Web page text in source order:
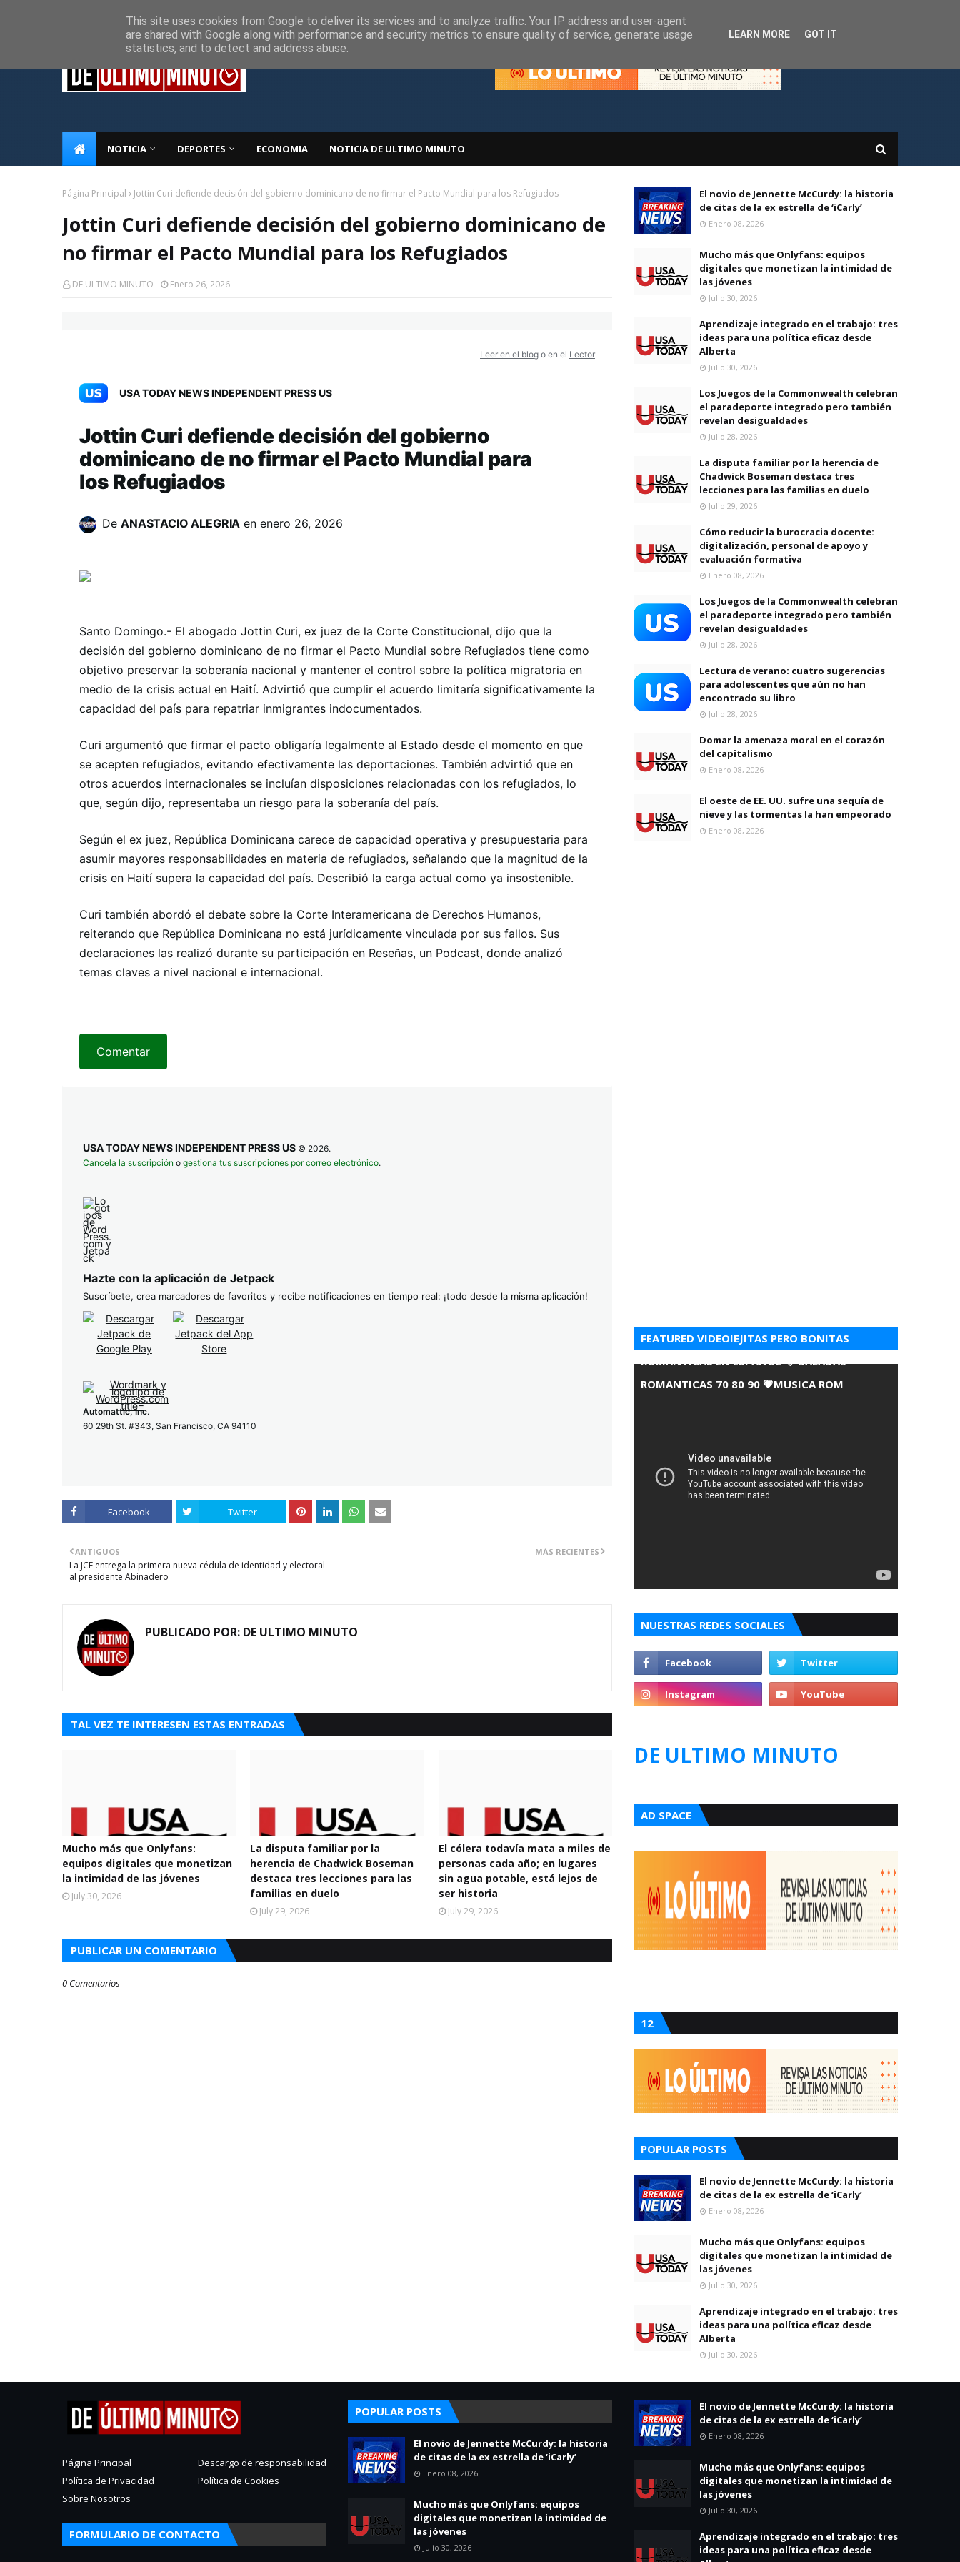
NOTICIA DEPORTES ECONOMIA NOTICIA DE ULTIMO MINUTO
Página Principal Jottin Curi defiende decisión del gobierno dominicano de no firmar el Pacto Mundial para los Refugiados
Jottin Curi defiende decisión del gobierno dominicano de
no firmar el Pacto Mundial para los Refugiados
DE ULTIMO MINUTO Enero 26, 2026
Leer en el blog o en el Lector
USA TODAY NEWS INDEPENDENT PRESS US
Jottin Curi defiende decisión del gobierno
dominicano de no firmar el Pacto Mundial para
los Refugiados
De ANASTACIO ALEGRIA enenero 26, 2026
Santo Domingo.- El abogado Jottin Curi, ex juez de la Corte Constitucional, dijo que la
decisión del gobierno dominicano de no firmar el Pacto Mundial sobre Refugiados tiene como
objetivo preservar la soberanía nacional y mantener el control sobre la política migratoria en
medio de la crisis actual en Haití. Advirtió que cumplir el acuerdo limitaría significativamente la
capacidad del país para repatriar inmigrantes indocumentados.
Curi argumentó que firmar el pacto obligaría legalmente al Estado desde el momento en que
se acepten refugiados, evitando efectivamente las deportaciones. También advirtió que en
otros acuerdos internacionales se incluían disposiciones relacionadas con los refugiados, lo
que, según dijo, representaba un riesgo para la soberanía del país.
Según el ex juez, República Dominicana carece de capacidad operativa y presupuestaria para
asumir mayores responsabilidades en materia de refugiados, señalando que la magnitud de la
crisis en Haití supera la capacidad del país. Describió la carga actual como ya insostenible.
Curi también abordó el debate sobre la Corte Interamericana de Derechos Humanos,
reiterando que República Dominicana no está jurídicamente vinculada por sus fallos. Sus
declaraciones las realizó durante su participación en Reseñas, un Podcast, donde analizó
temas claves a nivel nacional e internacional.
Comentar
USA TODAY NEWS INDEPENDENT PRESS US © 2026.
Cancela la suscripción o gestiona tus suscripciones por correo electrónico.
Hazte con la aplicación de Jetpack
Suscríbete, crea marcadores de favoritos y recibe notificaciones en tiempo real: ¡todo desde la misma aplicación!
Automattic, Inc.
60 29th St. #343, San Francisco, CA 94110
Facebook Twitter
MÁS RECIENTES
ANTIGUOS
La JCE entrega la primera nueva cédula de identidad y electoral
al presidente Abinadero
PUBLICADO POR: DE ULTIMO MINUTO
TAL VEZ TE INTERESEN ESTAS ENTRADAS
Mucho más que Onlyfans:
equipos digitales que monetizan
la intimidad de las jóvenes
July 30, 2026
La disputa familiar por la
herencia de Chadwick Boseman
destaca tres lecciones para las
familias en duelo
July 29, 2026
El cólera todavía mata a miles de
personas cada año; en lugares
sin agua potable, está lejos de
ser historia
July 29, 2026
PUBLICAR UN COMENTARIO
0 Comentarios
El novio de Jennette McCurdy: la historia
de citas de la ex estrella de ‘iCarly’
Enero 08, 2026
Mucho más que Onlyfans: equipos
digitales que monetizan la intimidad de
las jóvenes
Julio 30, 2026
Aprendizaje integrado en el trabajo: tres
ideas para una política eficaz desde
Alberta
Julio 30, 2026
Los Juegos de la Commonwealth celebran
el paradeporte integrado pero también
revelan desigualdades
Julio 28, 2026
La disputa familiar por la herencia de
Chadwick Boseman destaca tres
lecciones para las familias en duelo
Julio 29, 2026
Cómo reducir la burocracia docente:
digitalización, personal de apoyo y
evaluación formativa
Enero 08, 2026
Los Juegos de la Commonwealth celebran
el paradeporte integrado pero también
revelan desigualdades
Julio 28, 2026
Lectura de verano: cuatro sugerencias
para adolescentes que aún no han
encontrado su libro
Julio 28, 2026
Domar la amenaza moral en el corazón
del capitalismo
Enero 08, 2026
El oeste de EE. UU. sufre una sequía de
nieve y las tormentas la han empeorado
Enero 08, 2026
FEATURED VIDEOIEJITAS PERO BONITAS
ROMANTICAS EN ESPANOL 💘 BALADAS
ROMANTICAS 70 80 90 💗MUSICA ROM
NUESTRAS REDES SOCIALES
DE ULTIMO MINUTO
AD SPACE
12
POPULAR POSTS
El novio de Jennette McCurdy: la historia
de citas de la ex estrella de ‘iCarly’
Enero 08, 2026
Mucho más que Onlyfans: equipos
digitales que monetizan la intimidad de
las jóvenes
Julio 30, 2026
Aprendizaje integrado en el trabajo: tres
ideas para una política eficaz desde
Alberta
Julio 30, 2026
Página Principal
Descargo de responsabilidad
Política de Privacidad
Política de Cookies
Sobre Nosotros
FORMULARIO DE CONTACTO
POPULAR POSTS
El novio de Jennette McCurdy: la historia
de citas de la ex estrella de ‘iCarly’
Enero 08, 2026
Mucho más que Onlyfans: equipos
digitales que monetizan la intimidad de
las jóvenes
Julio 30, 2026
El novio de Jennette McCurdy: la historia
de citas de la ex estrella de ‘iCarly’
Enero 08, 2026
Mucho más que Onlyfans: equipos
digitales que monetizan la intimidad de
las jóvenes
Julio 30, 2026
Aprendizaje integrado en el trabajo: tres
ideas para una política eficaz desde
This site uses cookies from Google to deliver its services and to analyze traffic. Your IP address and user-agent
are shared with Google along with performance and security metrics to ensure quality of service, generate usage
statistics, and to detect and address abuse.
LEARN MORE GOT IT